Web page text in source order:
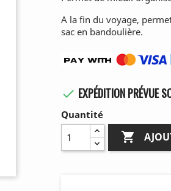
A la fin du voyage,
sac en bandoulière.
 EXPÉDITION PRÉVUE
Quantité
